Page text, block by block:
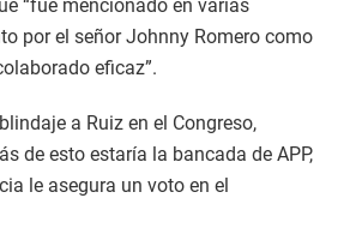
“fue mencionado en varias
por el señor Johnny Romero como
eficaz”.
a Ruiz en el Congreso,
de esto estaría la bancada de APP,
le asegura un voto en el